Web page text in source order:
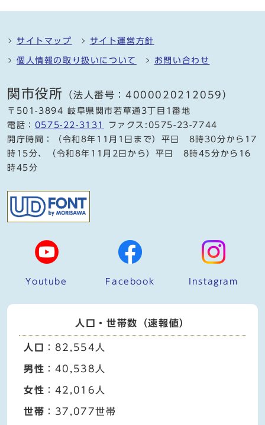
サイトマップ サイト運営方針
個人情報の取り扱いについて お問い合わせ
関市役所 （法人番号：4000020212059）
〒501-3894 岐阜県関市若草通3丁目1番地
電話： 0575-22-3131
ファクス:0575-23-7744
開庁時間：（令和8年11月1日まで）平日 8時30分から17
時15分、（令和8年11月2日から）平日 8時45分から16
時45分
Youtube Facebook Instagram
人口・世帯数（速報値）
人口 ：82,554人
男性 ：40,538人
女性 ：42,016人
世帯 ：37,077世帯